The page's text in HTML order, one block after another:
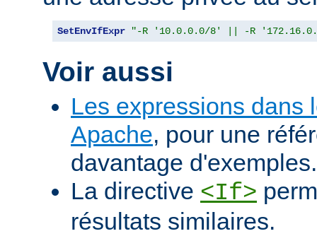
SetEnvIfExpr "-R '10.0.0.0/8' || -R
Voir aussi
Les expressions dans
Apache, pour une
davantage d'exemples.
La directive <If>
résultats similaires.